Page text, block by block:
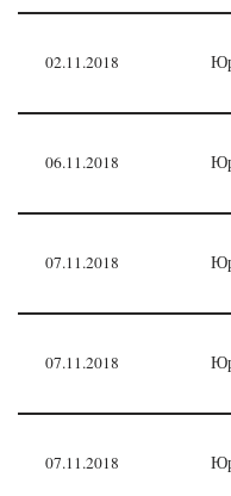
02.11.2018
06.11.2018
07.11.2018
07.11.2018
07.11.2018